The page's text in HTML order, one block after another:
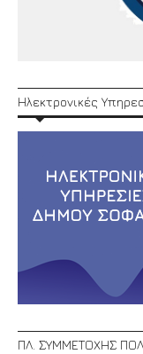
Ηλεκτρονικές
ΠΛ. ΣΥΜΜΕΤΟΧΗΣ